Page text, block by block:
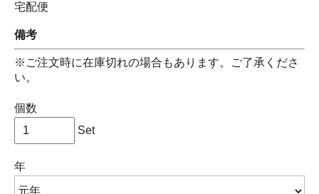
宅配便
備考
※ご注文時に在庫切れの場合もあります。ご了承くださ
い。
個数
Set
年